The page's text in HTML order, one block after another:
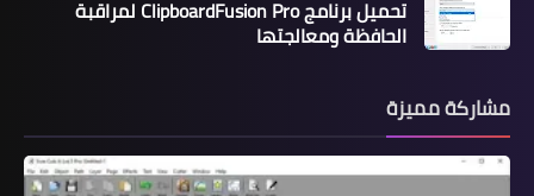
تحميل برنامج ClipboardFusion Pro لمراقبة
الحافظة ومعالجتها
مشاركة مميزة